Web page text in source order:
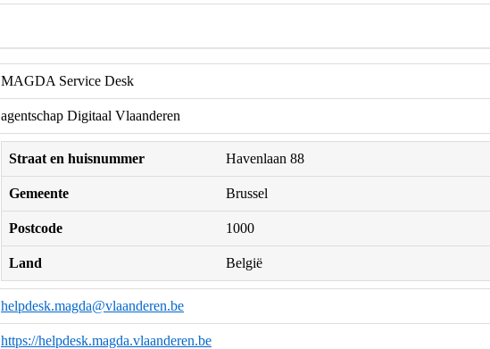
MAGDA Service Desk
agentschap Digitaal Vlaanderen
Straat en huisnummer Havenlaan 88
Gemeente Brussel
Postcode 1000
Land België
helpdesk.magda@vlaanderen.be
https://helpdesk.magda.vlaanderen.be